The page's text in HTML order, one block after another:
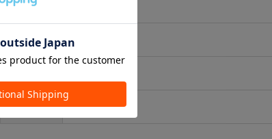
特徴
タイプ レディース
取り扱い -